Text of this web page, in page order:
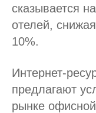
сказывается
отелей,
10%.
Интернет-
предлагают
рынке